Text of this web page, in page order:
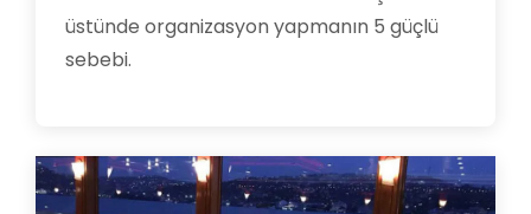
üstünde organizasyon yapmanın 5 güçlü
sebebi.